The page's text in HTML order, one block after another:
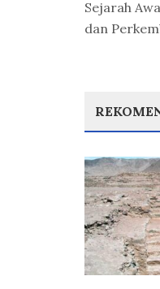
Sejarah
dan